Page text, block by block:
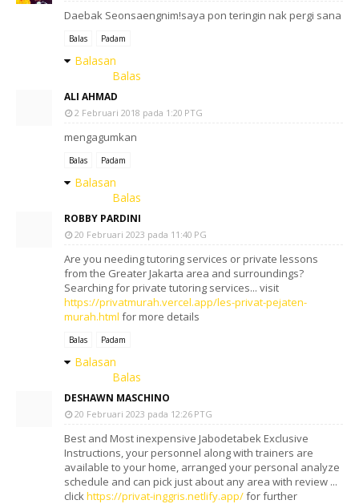
Daebak Seonsaengnim!saya pon teringin nak pergi sana
Balas Padam
Balasan
Balas
ALI AHMAD
2 Februari 2018 pada 1:20 PTG
mengagumkan
Balas Padam
Balasan
Balas
ROBBY PARDINI
20 Februari 2023 pada 11:40 PG
Are you needing tutoring services or private lessons
from the Greater Jakarta area and surroundings?
Searching for private tutoring services... visit
https://privatmurah.vercel.app/les-privat-pejaten-
murah.html for more details
Balas Padam
Balasan
Balas
DESHAWN MASCHINO
20 Februari 2023 pada 12:26 PTG
Best and Most inexpensive Jabodetabek Exclusive
Instructions, your personnel along with trainers are
available to your home, arranged your personal analyze
schedule and can pick just about any area with review ...
clickhttps://privat-inggris.netlify.app/for further